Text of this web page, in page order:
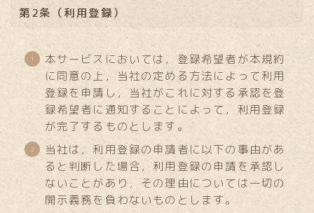
第2条（利用登録）
本サービスにおいては，登録希望者が本規約
に同意の上，当社の定める方法によって利用
登録を申請し，当社がこれに対する承認を登
録希望者に通知することによって，利用登録
が完了するものとします。
当社は，利用登録の申請者に以下の事由があ
ると判断した場合，利用登録の申請を承認し
ないことがあり，その理由については一切の
開示義務を負わないものとします。